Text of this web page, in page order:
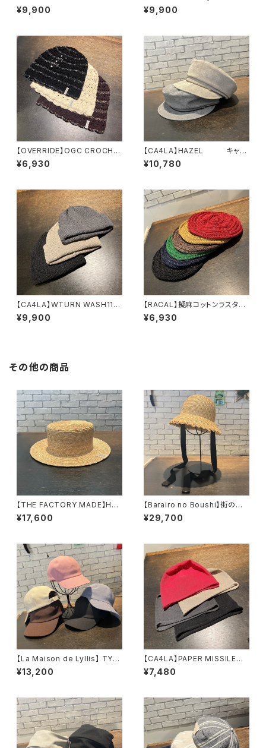
H ニット DOU0216
7
¥9,900
ERCHIF スカーフ 2
261019
¥9,900
【OVERRIDE】OGC CROCHE
T BEANIE SG ニット
261090202
¥6,930
【CA4LA】HAZEL キャス
¥10,780
【CA4LA】WTURN WASH11
¥9,900
【RACAL】擬麻コットンラスタタ
ムベレー ベレー RL-
26-1424
¥6,930
その他の商品
【THE FACTORY MADE】HA
NAMUGI BOATER HAT
¥17,600
【Barairo no Boushi】街の麦
クロシェ ハット L00
8463
¥29,700
【La Maison de Lyllis】 TYP
ECAP キャップ 226
1006
¥13,200
【CA4LA】PAPER MISSILE
¥7,480